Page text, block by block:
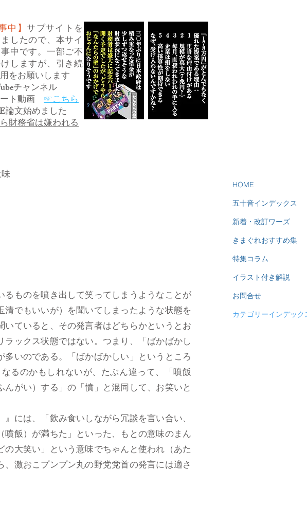
中】サブサイトを
したので、本サイ
中です。一部ご不
しますが、引き続
をお願いします
チャンネル
ト動画 ☞こちら
論文始めました
財務省は嫌われる
ものを噴き出して笑ってしまうようなことが
でもいいが）を聞いてしまったような状態を
ていると、その発言者はどちらかというとお
ックス状態ではない。つまり、「ばかばかし
いのである。「ばかばかしい」というところ
るのかもしれないが、たぶん違って、「噴飯
がい）する」の「憤」と混同して、お笑いと
には、「飲み食いしながら冗談を言い合い、
飯）が満ちた」といった、もとの意味のまん
大笑い」という意味でちゃんと使われ（あた
激おこプンプン丸の野党党首の発言には適さ
HOME
五十音インデックス
新着・改訂ワーズ
きまぐれおすすめ集
特集コラム
イラスト付き解説
お問合せ
カテゴリーインデック